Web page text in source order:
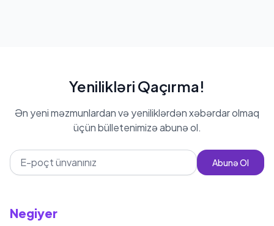
Yenilikləri Qaçırma!
Ən yeni məzmunlardan və yeniliklərdən xəbərdar olmaq
üçün bülletenimizə abunə ol.
Abunə Ol
Negiyer